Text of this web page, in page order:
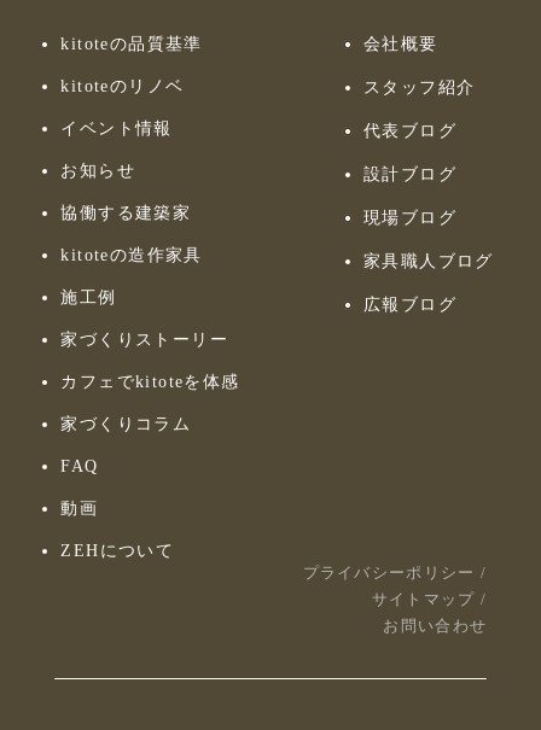
kitoteの品質基準
kitoteのリノベ
イベント情報
お知らせ
協働する建築家
kitoteの造作家具
施工例
家づくりストーリー
カフェでkitoteを体感
家づくりコラム
FAQ
動画
ZEHについて
会社概要
スタッフ紹介
代表ブログ
設計ブログ
現場ブログ
家具職人ブログ
広報ブログ
プライバシーポリシー /
サイトマップ /
お問い合わせ